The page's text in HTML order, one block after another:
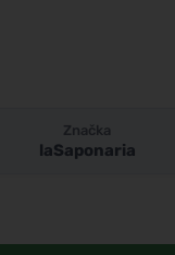
Značka
laSaponaria